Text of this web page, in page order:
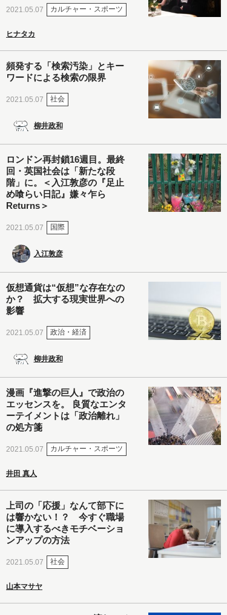
2021.05.07 カルチャー・スポーツ
ヒナタカ
頻発する「検索汚染」とキー
ワードによる検索の限界
2021.05.07 社会
柳井政和
ロンドン再封鎖16週目。最終
回・英国社会は「新たな段
階」に。＜入江敦彦の『足止
め喰らい日記』嫌々乍ら
Returns＞
2021.05.07 国際
入江敦彦
仮想通貨は“仮想”な存在なの
か？ 拡大する現実世界への
影響
2021.05.07 政治・経済
柳井政和
漫画『進撃の巨人』で政治の
エッセンスを。 良質なエンタ
ーテイメントは「政治離れ」
の処方箋
2021.05.07 カルチャー・スポーツ
井田 真人
上司の「応援」なんて部下に
は響かない！？ 今すぐ職場
に導入するべきモチベーショ
ンアップの方法
2021.05.07 社会
山本マサヤ